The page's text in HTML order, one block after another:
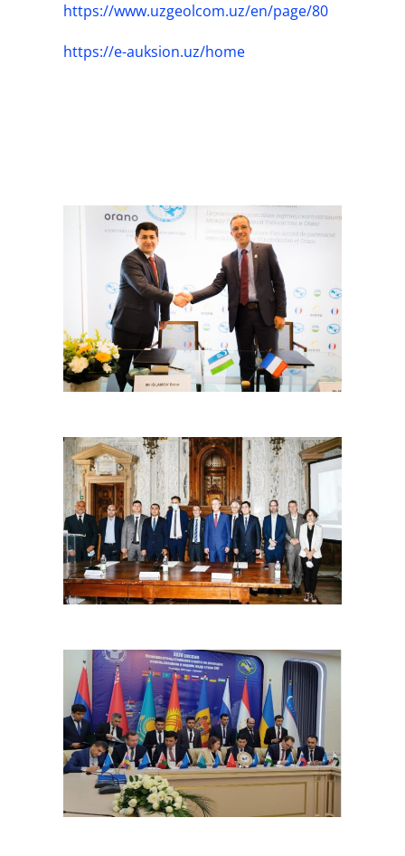
https://www.uzgeolcom.uz/en/page/80
https://e-auksion.uz/home